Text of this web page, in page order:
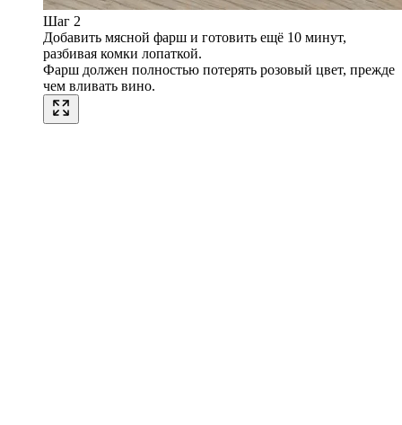
Шаг 2
Добавить мясной фарш и готовить ещё 10 минут,
разбивая комки лопаткой.
Фарш должен полностью потерять розовый цвет, прежде
чем вливать вино.